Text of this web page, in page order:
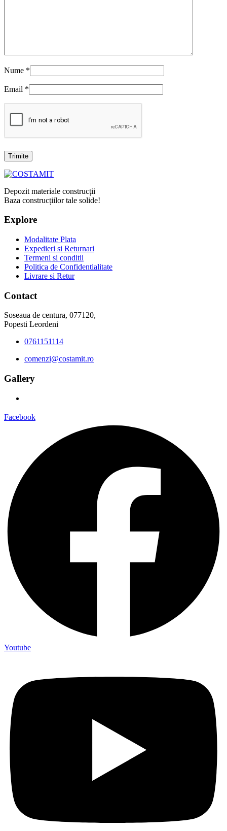
Nume *
Email *
Depozit materiale construcții
Baza construcțiilor tale solide!
Explore
Modalitate Plata
Expedieri si Returnari
Termeni si conditii
Politica de Confidentialitate
Livrare si Retur
Contact
Soseaua de centura, 077120,
Popesti Leordeni
0761151114
comenzi@costamit.ro
Gallery
Facebook
Youtube